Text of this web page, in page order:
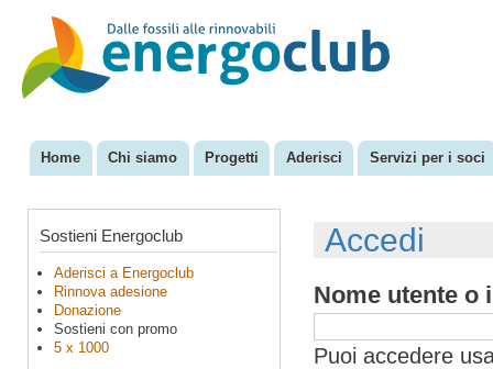
EnergoClub
per la
riconversione
del sistema
Menu principale
Home Chi siamo Progetti Aderisci Servizi per i soci
Sostieni Energoclub
Aderisci a Energoclub
Rinnova adesione
Donazione
Sostieni con promo
5 x 1000
Accedi
Nome utente
Puoi accedere